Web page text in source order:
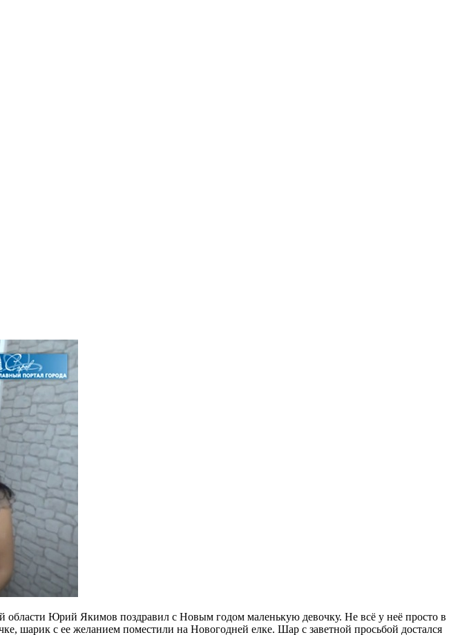
области Юрий Якимов поздравил с Новым годом маленькую девочку. Не всё у неё просто в
шарик с ее желанием поместили на Новогодней елке. Шар с заветной просьбой достался